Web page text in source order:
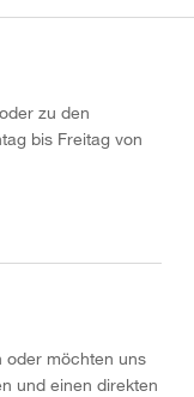
zu den
bis Freitag von
oder möchten uns
und einen direkten